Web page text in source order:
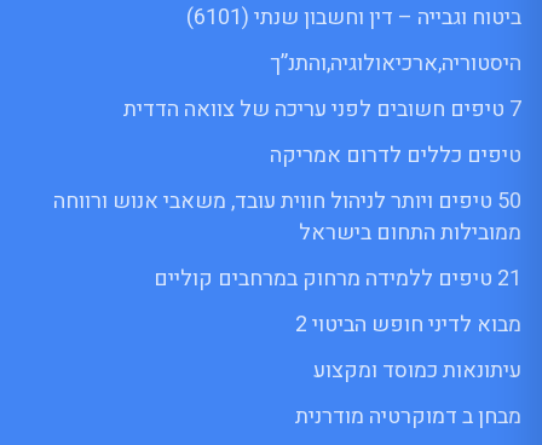
ביטוח וגבייה – דין וחשבון שנתי (6101)
היסטוריה,ארכיאולוגיה,והתנ”ך
7 טיפים חשובים לפני עריכה של צוואה הדדית
טיפים כללים לדרום אמריקה
50 טיפים ויותר לניהול חווית עובד, משאבי אנוש ורווחה
ממובילות התחום בישראל
21 טיפים ללמידה מרחוק במרחבים קוליים
מבוא לדיני חופש הביטוי 2
עיתונאות כמוסד ומקצוע
מבחן ב דמוקרטיה מודרנית